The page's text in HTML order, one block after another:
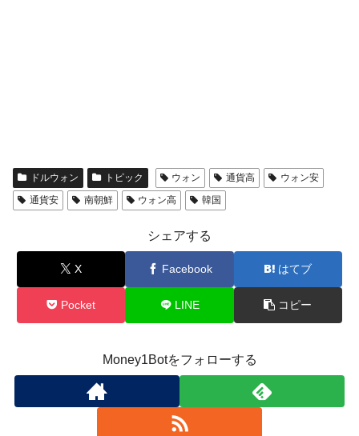
ドルウォン トピック ウォン 通貨高
ウォン安
通貨安
南朝鮮 ウォン高 韓国
シェアする
X Facebook はてブ
Pocket LINE コピー
Money1Botをフォローする